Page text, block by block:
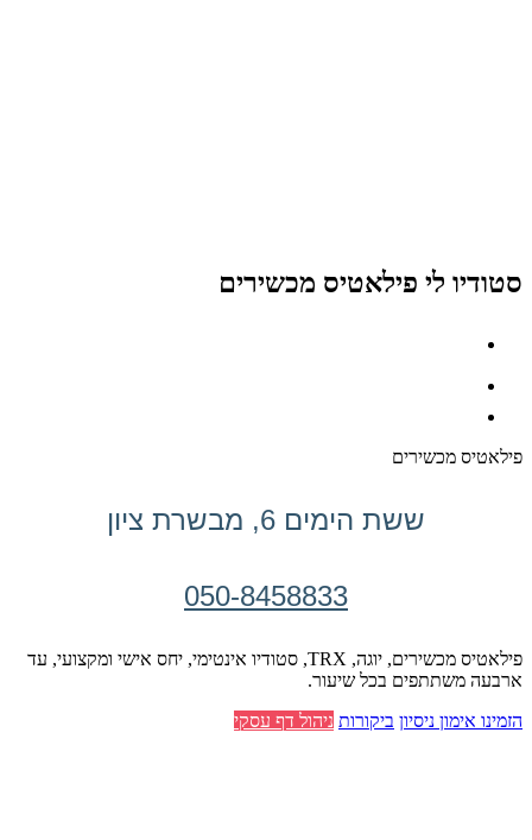
סטודיו לי פילאטיס מכשירים
פילאטיס מכשירים
ששת הימים 6, מבשרת ציון
050-8458833
פילאטיס מכשירים, יוגה, TRX, סטודיו אינטימי, יחס אישי ומקצועי, עד
ארבעה משתתפים בכל שיעור.
הזמינו אימון ניסיון ביקורות ניהול דף עסקי